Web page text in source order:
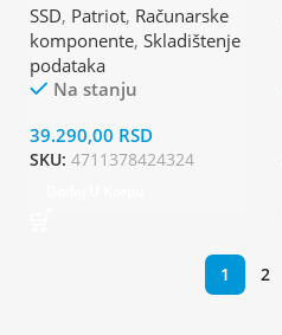
SSD, Patriot, Računarske
komponente, Skladištenje
podataka
Na stanju
39.290,00 RSD
SKU: 4711378424324
1 2